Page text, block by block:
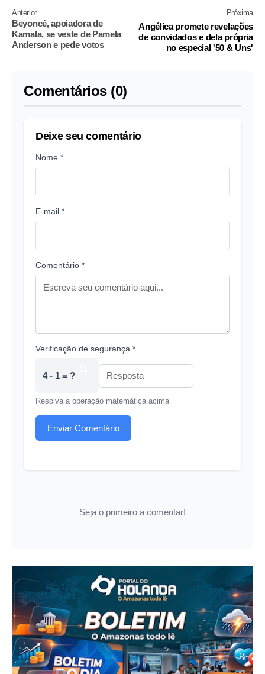
Anterior
Beyoncé, apoiadora de
Kamala, se veste de Pamela
Anderson e pede votos
Próxima
Angélica promete revelações
de convidados e dela própria
no especial '50 & Uns'
Comentários (0)
Deixe seu comentário
Nome *
E-mail *
Comentário *
Verificação de segurança *
4 - 1 = ?
Resolva a operação matemática acima
Enviar Comentário
Seja o primeiro a comentar!